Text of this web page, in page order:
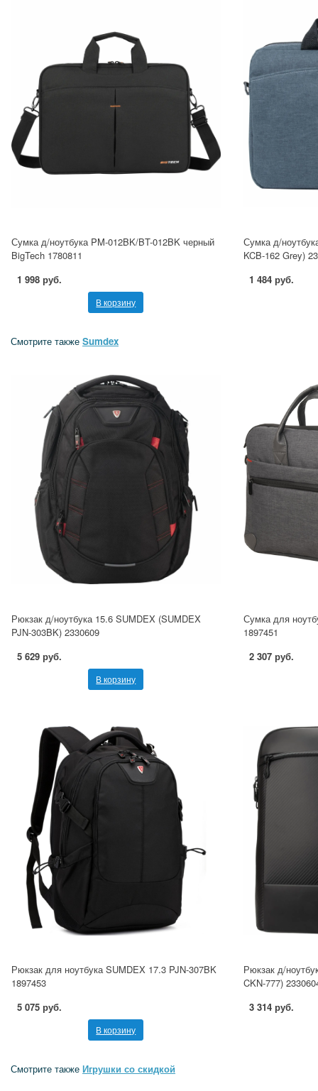
Сумка д/ноутбука PM-012BK/BT-012BK черный
BigTech 1780811
1 998 руб.
В корзину
Сумка д/
KCB-162 Grey)
1 484 руб.
Смотрите также Sumdex
Рюкзак д/ноутбука 15.6 SUMDEX (SUMDEX
PJN-303BK) 2330609
5 629 руб.
В корзину
Сумка для
1897451
2 307 руб.
Рюкзак для ноутбука SUMDEX 17.3 PJN-307BK
1897453
5 075 руб.
В корзину
Рюкзак д/
CKN-777)
3 314 руб.
Смотрите также Игрушки со скидкой